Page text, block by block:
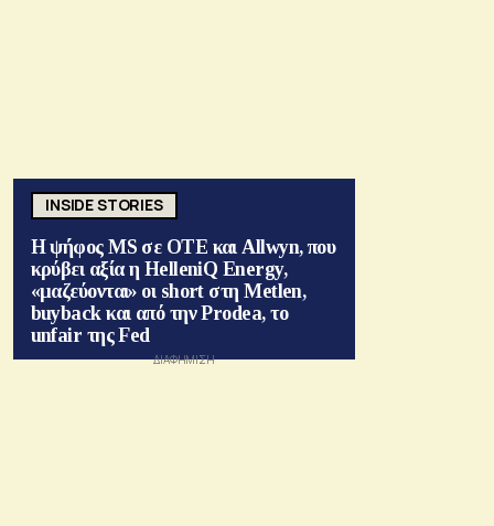
INSIDE STORIES
Η ψήφος MS σε ΟΤΕ και Allwyn, που
κρύβει αξία η HelleniQ Energy,
«μαζεύονται» οι short στη Metlen,
buyback και από την Prodea, το
unfair της Fed